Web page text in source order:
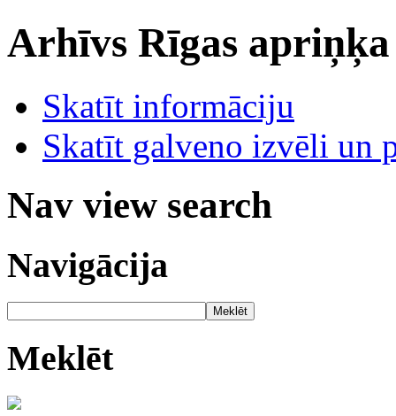
Arhīvs Rīgas
Skatīt informāciju
Skatīt galveno izvēli un
Nav view search
Navigācija
Meklēt
Meklēt